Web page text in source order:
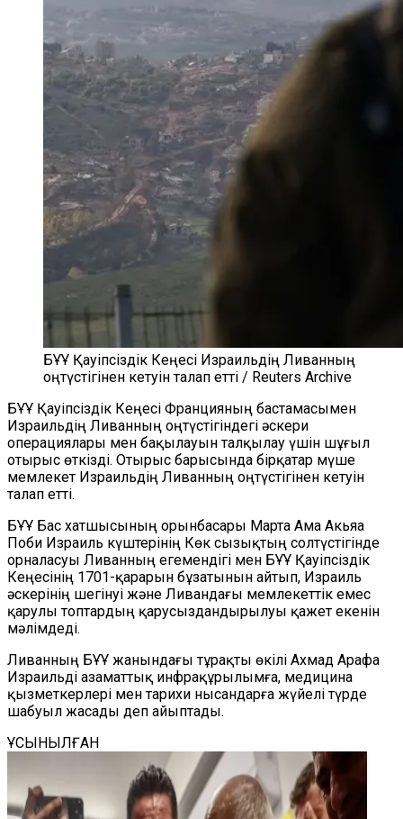
БҰҰ Қауіпсіздік Кеңесі Израильдің Ливанның
оңтүстігінен кетуін талап етті / Reuters Archive
БҰҰ Қауіпсіздік Кеңесі Францияның бастамасымен
Израильдің Ливанның оңтүстігіндегі әскери
операциялары мен бақылауын талқылау үшін шұғыл
отырыс өткізді. Отырыс барысында бірқатар мүше
мемлекет Израильдің Ливанның оңтүстігінен кетуін
талап етті.
БҰҰ Бас хатшысының орынбасары Марта Ама Акьяа
Поби Израиль күштерінің Көк сызықтың солтүстігінде
орналасуы Ливанның егемендігі мен БҰҰ Қауіпсіздік
Кеңесінің 1701-қарарын бұзатынын айтып, Израиль
әскерінің шегінуі және Ливандағы мемлекеттік емес
қарулы топтардың қарусыздандырылуы қажет екенін
мәлімдеді.
Ливанның БҰҰ жанындағы тұрақты өкілі Ахмад Арафа
Израильді азаматтық инфрақұрылымға, медицина
қызметкерлері мен тарихи нысандарға жүйелі түрде
шабуыл жасады деп айыптады.
ҰСЫНЫЛҒАН